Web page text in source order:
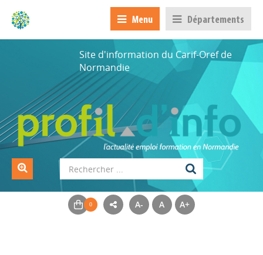
Menu Départements
Site d'information du Carif-Oref de
Normandie
A- A A+